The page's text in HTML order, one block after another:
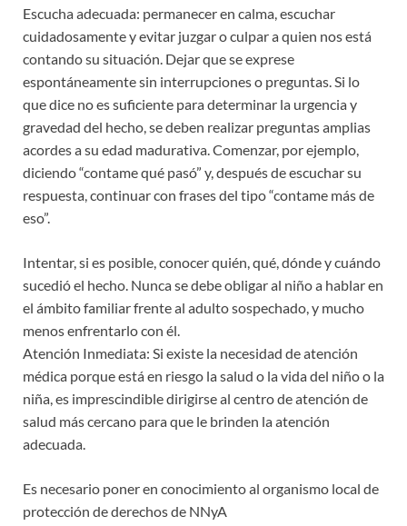
Escucha adecuada: permanecer en calma, escuchar
cuidadosamente y evitar juzgar o culpar a quien nos está
contando su situación. Dejar que se exprese
espontáneamente sin interrupciones o preguntas. Si lo
que dice no es suficiente para determinar la urgencia y
gravedad del hecho, se deben realizar preguntas amplias
acordes a su edad madurativa. Comenzar, por ejemplo,
diciendo “contame qué pasó” y, después de escuchar su
respuesta, continuar con frases del tipo “contame más de
eso”.
Intentar, si es posible, conocer quién, qué, dónde y cuándo
sucedió el hecho. Nunca se debe obligar al niño a hablar en
el ámbito familiar frente al adulto sospechado, y mucho
menos enfrentarlo con él.
Atención Inmediata: Si existe la necesidad de atención
médica porque está en riesgo la salud o la vida del niño o la
niña, es imprescindible dirigirse al centro de atención de
salud más cercano para que le brinden la atención
adecuada.
Es necesario poner en conocimiento al organismo local de
protección de derechos de NNyA